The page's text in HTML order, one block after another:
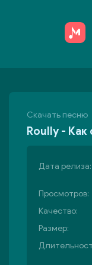
Скачать песню
Roully -
Дата релиза:
Просмотров:
Качество:
Размер: